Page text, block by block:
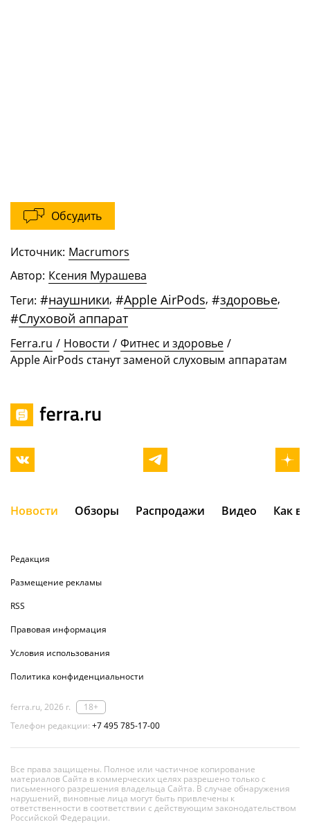
Обсудить
Источник: Macrumors
Автор: Ксения Мурашева
Теги: #наушники, #Apple AirPods, #здоровье,
#Слуховой аппарат
Ferra.ru / Новости / Фитнес и здоровье /
Apple AirPods станут заменой слуховым аппаратам
Новости Обзоры Распродажи Видео Как
Редакция
Размещение рекламы
RSS
Правовая информация
Условия использования
Политика конфиденциальности
ferra.ru, 2026 г.
18+
Телефон редакции: +7 495 785-17-00
Все права защищены. Полное или частичное копирование
материалов Сайта в коммерческих целях разрешено только с
письменного разрешения владельца Сайта. В случае обнаружения
нарушений, виновные лица могут быть привлечены к
ответственности в соответствии с действующим законодательством
Российской Федерации.